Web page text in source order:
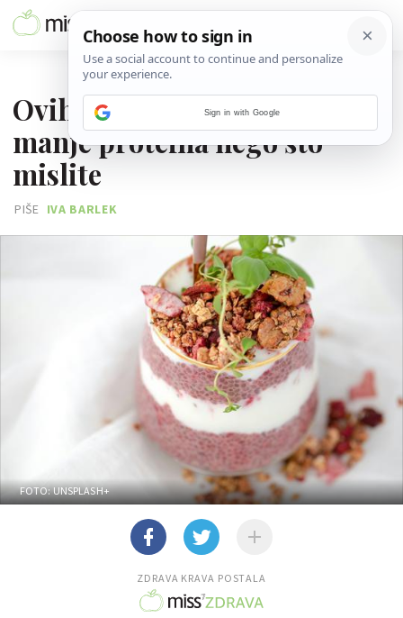
Ovih 10 namirnica imaju
manje proteina nego što
mislite
PIŠE IVA BARLEK
FOTO: UNSPLASH+
ZDRAVA KRAVA POSTALA
Sign in with Google